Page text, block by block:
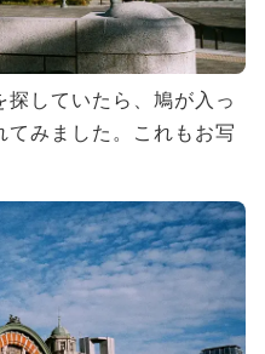
していたら、鳩が入っ
てみました。これもお写